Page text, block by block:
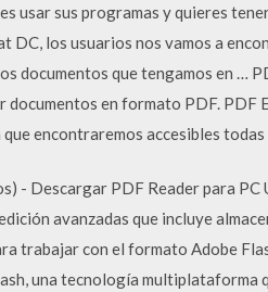
usar sus programas y quieres
DC, los usuarios nos vamos a
documentos que tengamos en …
documentos en formato PDF.
encontraremos accesibles todas
- Descargar PDF Reader para PC
avanzadas que incluye
trabajar con el formato Adobe
una tecnología